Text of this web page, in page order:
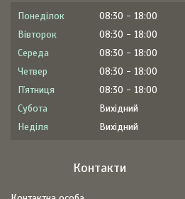
Понеділок 08:30
18:00
Вівторок
08:30
18:00
Середа
08:30
18:00
Четвер
08:30
18:00
Пʼятниця
08:30
18:00
Субота
Вихідний
Неділя
Вихідний
Контакти